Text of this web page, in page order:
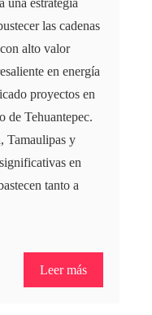
las cadenas
alto valor
en energía
proyectos en
de Tehuantepec.
Tamaulipas y
en
tanto a
Leer más